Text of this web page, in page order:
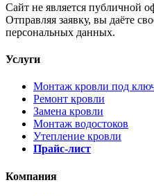
Cайт не является публичной
Отправляя заявку, вы даёте
персональных данных.
Услуги
Монтаж кровли под
Ремонт кровли
Замена кровли
Монтаж водостоков
Утепление кровли
Прайс-лист
Компания